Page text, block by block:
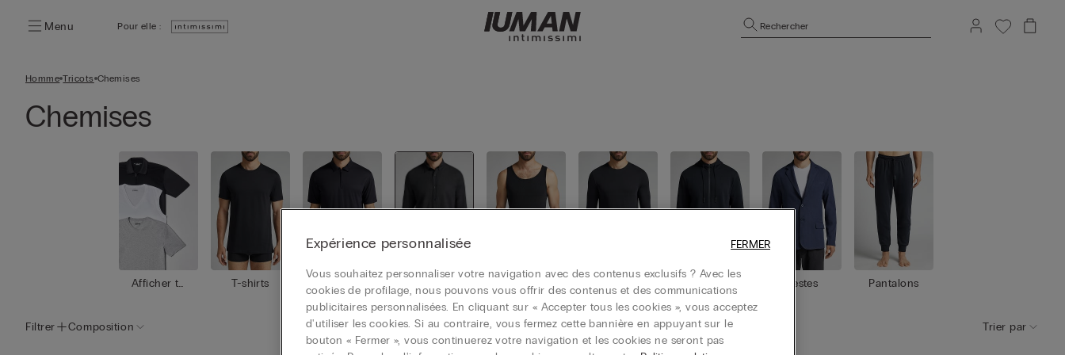
Menu Pour elle : Rechercher
Homme Tricots Chemises
Chemises
Afficher to
T-shirts Polos
Débardeur
s
Manches l
ongues
s
Vestes Pantalons
Filtrer Composition Trier par
Expérience personnalisée
Vous souhaitez personnaliser votre navigation avec des contenus exclusifs ? Avec les
cookies de profilage, nous pouvons vous offrir des contenus et des communications
publicitaires personnalisées. En cliquant sur « Accepter tous les cookies », vous acceptez
d'utiliser les cookies. Si au contraire, vous fermez cette bannière en appuyant sur le
bouton « Fermer », vous continuerez votre navigation et les cookies ne seront pas
FERMER